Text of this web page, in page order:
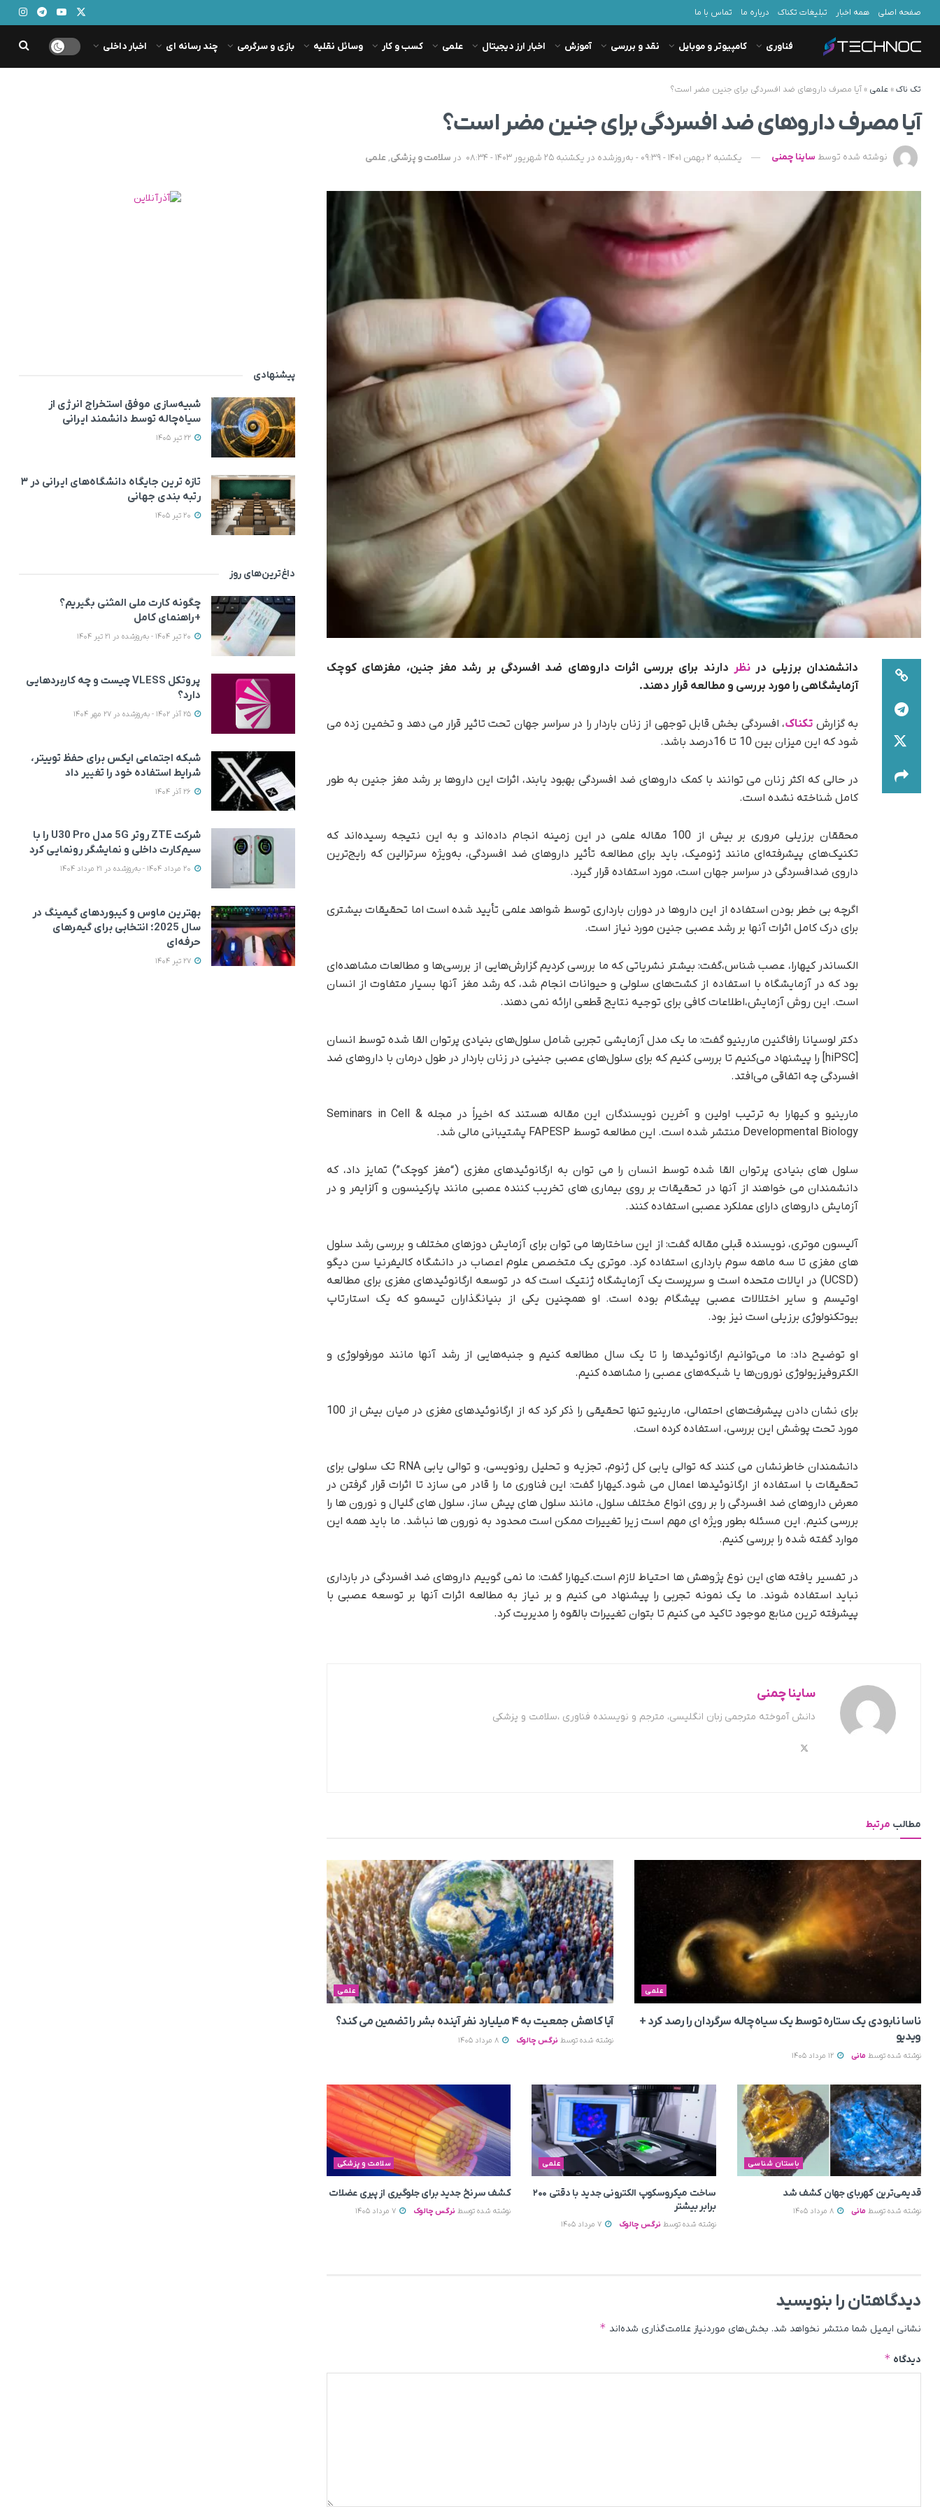
صفحه اصلی همه اخبار تبلیغات تکناک درباره ما تماس با ما
فناوری کامپیوتر و موبایل نقد و بررسی آموزش اخبار ارز دیجیتال علمی کسب و کار وسائل نقلیه بازی و سرگرمی چند رسانه ای اخبار داخلی
تک ناک» علمی » آیا مصرف داروهای ضد افسردگی برای جنین مضر است؟
آیا مصرف داروهای ضد افسردگی برای جنین مضر است؟
نوشته شده توسط ساینا چمنی یکشنبه 2 بهمن 1401 - 09:39 - به‌روزشده در یکشنبه 25 شهریور 1403 - 08:34 در سلامت و پزشکی, علمی
دانشمندان برزیلی در نظر دارند برای بررسی اثرات داروهای ضد افسردگی بر رشد مغز جنین، مغزهای کوچک
آزمایشگاهی را مورد بررسی و مطالعه قرار دهند.
به گزارش تکناک، افسردگی بخش قابل توجهی از زنان باردار را در سراسر جهان تحت تاثیر قرار می دهد و تخمین زده می
شود که این میزان بین 10 تا 16درصد باشد.
در حالی که اکثر زنان می توانند با کمک داروهای ضد افسردگی بهبود یابند، اثرات این داروها بر رشد مغز جنین به طور
کامل شناخته نشده است.
محققان برزیلی مروری بر بیش از 100 مقاله علمی در این زمینه انجام داده‌اند و به این نتیجه رسیده‌اند که
تکنیک‌های پیشرفته‌ای مانند ژنومیک، باید برای مطالعه تأثیر داروهای ضد افسردگی، به‌ویژه سرترالین که رایج‌ترین
داروی ضدافسردگی در سراسر جهان است، مورد استفاده قرار گیرد.
اگرچه بی خطر بودن استفاده از این داروها در دوران بارداری توسط شواهد علمی تأیید شده است اما تحقیقات بیشتری
برای درک کامل اثرات آنها بر رشد عصبی جنین مورد نیاز است.
الکساندر کیهارا، عصب شناس،گفت: بیشتر نشریاتی که ما بررسی کردیم گزارش‌هایی از بررسی‌ها و مطالعات مشاهده‌ای
بود که در آزمایشگاه با استفاده از کشت‌های سلولی و حیوانات انجام شد، که رشد مغز آنها بسیار متفاوت از انسان
است. این روش آزمایش،اطلاعات کافی برای توجیه نتایج قطعی ارائه نمی دهند.
دکتر لوسیانا رافاگنین مارینیو گفت: ما یک مدل آزمایشی تجربی شامل سلول‌های بنیادی پرتوان القا شده توسط انسان
[hiPSC] را پیشنهاد می‌کنیم تا بررسی کنیم که برای سلول‌های عصبی جنینی در زنان باردار در طول درمان با داروهای ضد
افسردگی چه اتفاقی می‌افتد.
مارینیو و کیهارا به ترتیب اولین و آخرین نویسندگان این مقاله هستند که اخیراً در مجله Seminars in Cell &
Developmental Biology منتشر شده است. این مطالعه توسط FAPESP پشتیبانی مالی شد.
سلول های بنیادی پرتوان القا شده توسط انسان را می توان به ارگانوئیدهای مغزی (“مغز کوچک”) تمایز داد، که
دانشمندان می خواهند از آنها در تحقیقات بر روی بیماری های تخریب کننده عصبی مانند پارکینسون و آلزایمر و در
آزمایش داروهای دارای عملکرد عصبی استفاده کنند.
آلیسون موتری، نویسنده قبلی مقاله گفت: از این ساختارها می توان برای آزمایش دوزهای مختلف و بررسی رشد سلول
های مغزی تا سه ماهه سوم بارداری استفاده کرد. موتری یک متخصص علوم اعصاب در دانشگاه کالیفرنیا سن دیگو
(UCSD) در ایالات متحده است و سرپرست یک آزمایشگاه ژنتیک است که در توسعه ارگانوئیدهای مغزی برای مطالعه
اوتیسم و ​​سایر اختلالات عصبی پیشگام بوده است. او همچنین یکی از بنیانگذاران تیسمو که یک استارتاپ
بیوتکنولوژی برزیلی است نیز بود.
او توضیح داد: ما می‌توانیم ارگانوئیدها را تا یک سال مطالعه کنیم و جنبه‌هایی از رشد آنها مانند مورفولوژی و
الکتروفیزیولوژی نورون‌ها یا شبکه‌های عصبی را مشاهده کنیم.
برای نشان دادن پیشرفت‌های احتمالی، مارینیو تنها تحقیقی را ذکر کرد که از ارگانوئیدهای مغزی در میان بیش از 100
مورد تحت پوشش این بررسی، استفاده کرده است.
دانشمندان خاطرنشان می کنند که توالی یابی کل ژنوم، تجزیه و تحلیل رونویسی، و توالی یابی RNA تک سلولی برای
تحقیقات با استفاده از ارگانوئیدها اعمال می شود.کیهارا گفت: این فناوری ما را قادر می سازد تا اثرات قرار گرفتن در
معرض داروهای ضد افسردگی را بر روی انواع مختلف سلول، مانند سلول های پیش ساز، سلول های گلیال و نورون ها را
بررسی کنیم. این مسئله بطور ویژه ای مهم است زیرا تغییرات ممکن است محدود به نورون ها نباشد. ما باید همه این
موارد گفته شده را بررسی کنیم.
در تفسیر یافته های این نوع پژوهش ها احتیاط لازم است.کیهارا گفت: ما نمی گوییم داروهای ضد افسردگی در بارداری
نباید استفاده شوند. ما یک نمونه تجربی را پیشنهاد می کنیم و بر نیاز به مطالعه اثرات آنها بر توسعه عصبی با
پیشرفته ترین منابع موجود تاکید می کنیم تا بتوان تغییرات بالقوه را مدیریت کرد.
ساینا چمنی
دانش آموخته مترجمی زبان انگلیسی، مترجم و نویسنده فناوری ،سلامت و پزشکی
مطالب مرتبط
علمی
ناسا نابودی یک ستاره توسط یک سیاه‌چاله سرگردان را رصد کرد +
ویدیو
نوشته شده توسط مانی
علمی
آیا کاهش جمعیت به ۴ میلیارد نفر آینده بشر را تضمین می‌ کند؟
نوشته شده توسط نرگس چالوک
باستان شناسی
قدیمی‌ترین کهربای جهان کشف شد
نوشته شده توسط مانی
علمی
ساخت میکروسکوپ الکترونی جدید با دقتی ۲۰۰
برابر بیشتر
نوشته شده توسط نرگس چالوک 7 مرداد 1405
سلامت و پزشکی
کشف سرنخ جدید برای جلوگیری از پیری عضلات
نوشته شده توسط نرگس چالوک
دیدگاهتان را بنویسید
نشانی ایمیل شما منتشر نخواهد شد. بخش‌های موردنیاز علامت‌گذاری شده‌اند *
دیدگاه *
پیشنهادی
شبیه‌سازی موفق استخراج انرژی از
سیاه‌چاله توسط دانشمند ایرانی
تازه ترین جایگاه دانشگاه‌های ایرانی در ۳
رتبه بندی جهانی
داغ‌ترین‌های روز
چگونه کارت ملی المثنی بگیریم؟
+راهنمای کامل
پروتکل VLESS چیست و چه کاربردهایی
دارد؟
شبکه اجتماعی ایکس برای حفظ توییتر،
شرایط استفاده خود را تغییر داد
شرکت ZTE روتر 5G مدل U30 Pro را با
سیم‌کارت داخلی و نمایشگر رونمایی کرد
بهترین ماوس و کیبوردهای گیمینگ در
سال 2025؛ انتخابی برای گیمرهای
حرفه‌ای